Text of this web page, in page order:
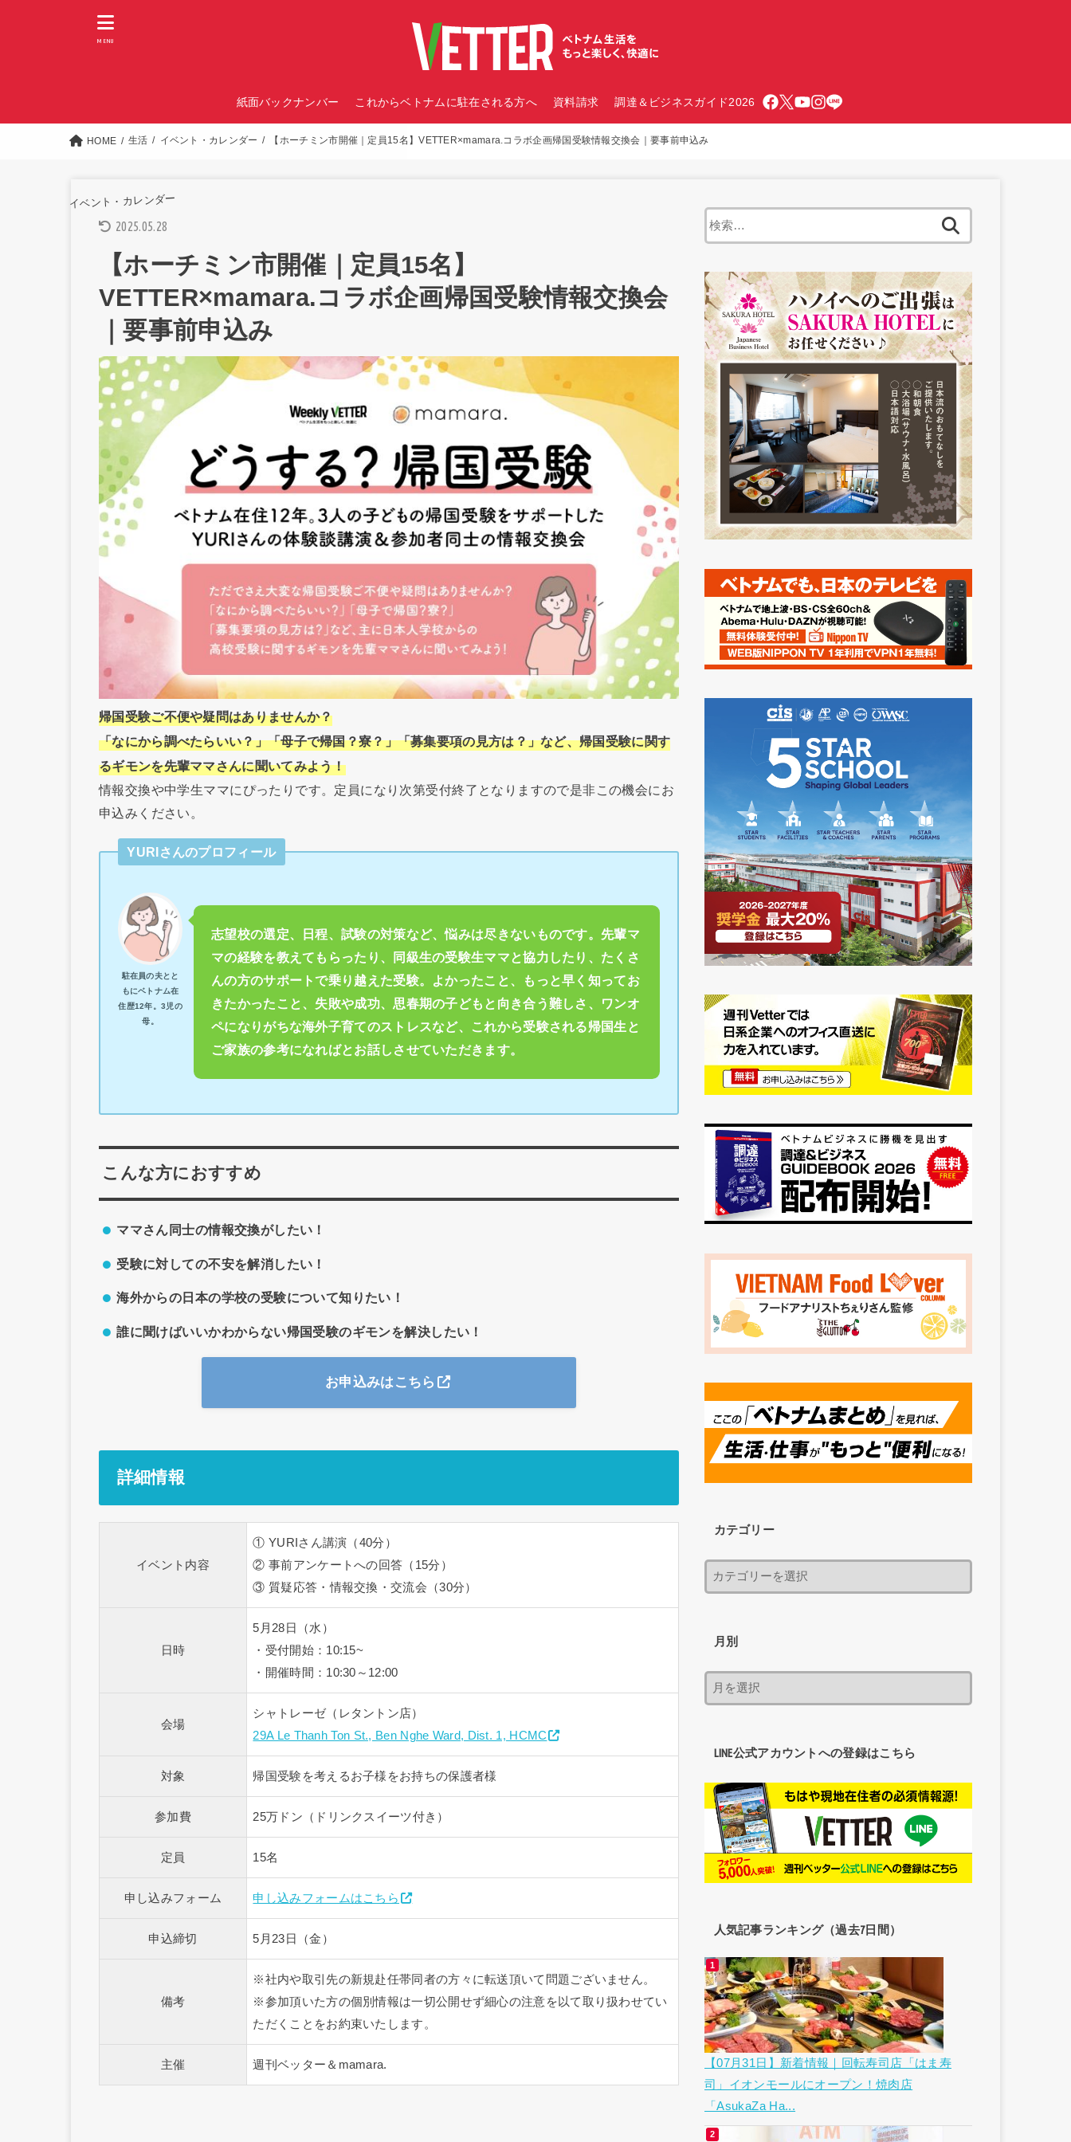
紙面バックナンバー これからベトナムに駐在される方へ 資料請求 調達＆ビジネスガイド2026
MENU
HOME 生活 イベント・カレンダー 【ホーチミン市開催｜定員15名】VETTER×mamara.コラボ企画帰国受験情報交換会｜要事前申込み
イベント・カレンダー
2025.05.28
【ホーチミン市開催｜定員15名】
VETTER×mamara.コラボ企画帰国受験情報交換会
｜要事前申込み
帰国受験ご不便や疑問はありませんか？
「なにから調べたらいい？」「母子で帰国？寮？」「募集要項の見方は？」など、帰国受験に関す
るギモンを先輩ママさんに聞いてみよう！
情報交換や中学生ママにぴったりです。定員になり次第受付終了となりますので是非この機会にお
申込みください。
YURIさんのプロフィール
駐在員の夫とと
もにベトナム在
住歴12年。3児の
母。
志望校の選定、日程、試験の対策など、悩みは尽きないものです。先輩マ
マの経験を教えてもらったり、同級生の受験生ママと協力したり、たくさ
んの方のサポートで乗り越えた受験。よかったこと、もっと早く知ってお
きたかったこと、失敗や成功、思春期の子どもと向き合う難しさ、ワンオ
ペになりがちな海外子育てのストレスなど、これから受験される帰国生と
ご家族の参考になればとお話しさせていただきます。
こんな方におすすめ
ママさん同士の情報交換がしたい！
受験に対しての不安を解消したい！
海外からの日本の学校の受験について知りたい！
誰に聞けばいいかわからない帰国受験のギモンを解決したい！
お申込みはこちら
詳細情報
イベント内容
① YURIさん講演（40分）
② 事前アンケートへの回答（15分）
③ 質疑応答・情報交換・交流会（30分）
日時
5月28日（水）
・受付開始：10:15~
・開催時間：10:30～12:00
会場
シャトレーゼ（レタントン店）
29A Le Thanh Ton St., Ben Nghe Ward, Dist. 1, HCMC
対象 帰国受験を考えるお子様をお持ちの保護者様
参加費 25万ドン（ドリンクスイーツ付き）
定員 15名
申し込みフォーム 申し込みフォームはこちら
申込締切 5月23日（金）
備考
※社内や取引先の新規赴任帯同者の方々に転送頂いて問題ございません。
※参加頂いた方の個別情報は一切公開せず細心の注意を以て取り扱わせてい
ただくことをお約束いたします。
主催 週刊ベッター＆mamara.
カテゴリー
月別
LINE公式アカウントへの登録はこちら
人気記事ランキング（過去7日間）
【07月31日】新着情報｜回転寿司店「はま寿
司」イオンモールにオープン！焼肉店
「AsukaZa Ha...